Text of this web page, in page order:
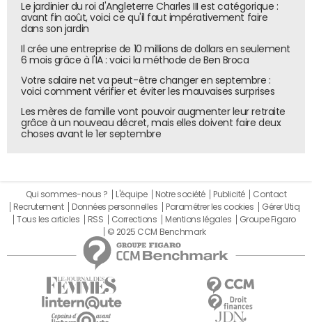
Le jardinier du roi d'Angleterre Charles III est catégorique :
avant fin août, voici ce qu'il faut impérativement faire
dans son jardin
Il crée une entreprise de 10 millions de dollars en seulement
6 mois grâce à l'IA : voici la méthode de Ben Broca
Votre salaire net va peut-être changer en septembre :
voici comment vérifier et éviter les mauvaises surprises
Les mères de famille vont pouvoir augmenter leur retraite
grâce à un nouveau décret, mais elles doivent faire deux
choses avant le 1er septembre
Qui sommes-nous ? L'équipe Notre société Publicité
Contact
Recrutement
Données personnelles Paramétrer les cookies
Gérer Utiq
Tous les articles
RSS Corrections Mentions légales
Groupe Figaro
© 2025 CCM Benchmark